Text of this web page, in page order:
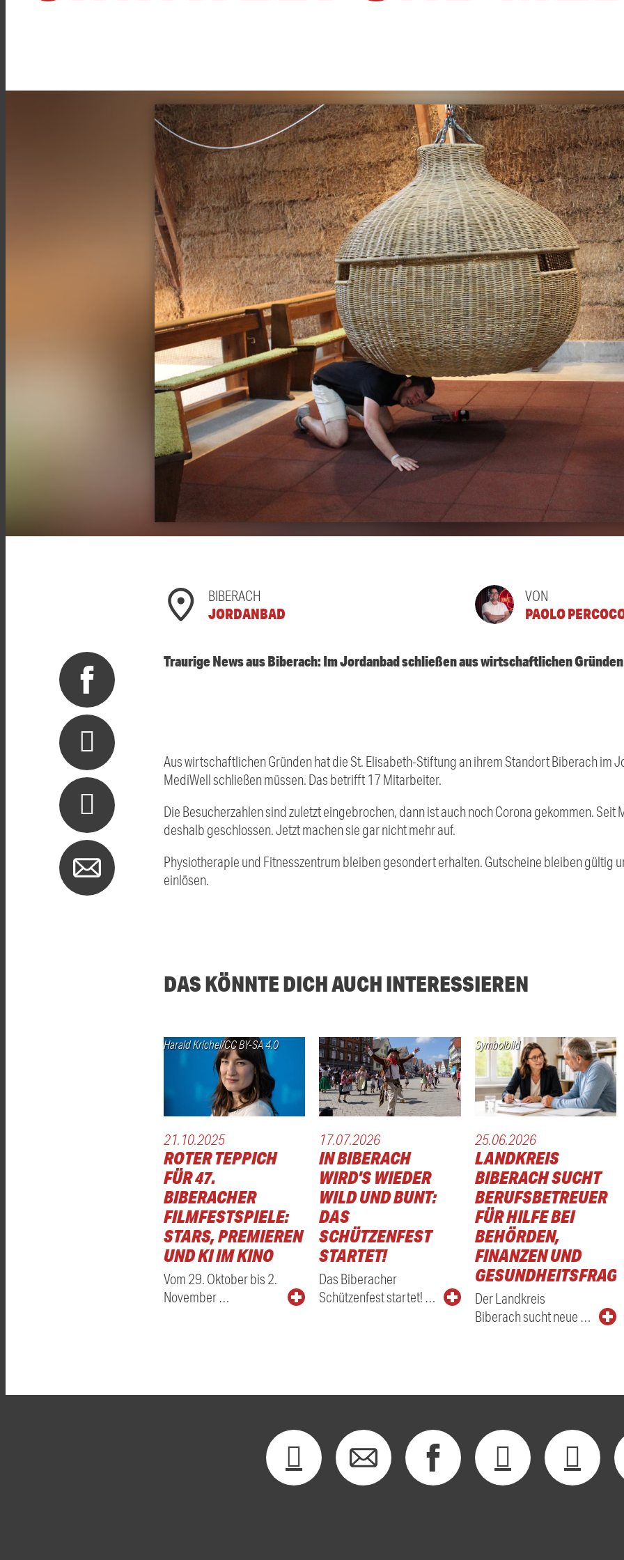
BIBERACH
JORDANBAD
VON
PAOLO
Traurige News aus Biberach: Im Jordanbad schließen aus wirtschaftlichen
Aus wirtschaftlichen Gründen hat die St. Elisabeth-Stiftung an ihrem Standort Biberach im
MediWell schließen müssen. Das betrifft 17 Mitarbeiter.
Die Besucherzahlen sind zuletzt eingebrochen, dann ist auch noch Corona gekommen. Seit
deshalb geschlossen. Jetzt machen sie gar nicht mehr auf.
Physiotherapie und Fitnesszentrum bleiben gesondert erhalten. Gutscheine bleiben gültig
einlösen.
DAS KÖNNTE DICH AUCH INTERESSIEREN
Harald Krichel/CC BY-SA 4.0
21.10.2025
ROTER TEPPICH
FÜR 47.
BIBERACHER
FILMFESTSPIELE:
STARS, PREMIEREN
UND KI IM KINO
Vom 29. Oktober bis 2.
November …
17.07.2026
IN BIBERACH
WIRD'S WIEDER
WILD UND BUNT:
DAS
SCHÜTZENFEST
STARTET!
Das Biberacher
Schützenfest startet! …
Symbolbild
25.06.2026
LANDKREIS
BIBERACH SUCHT
BERUFSBETREUER
FÜR HILFE BEI
BEHÖRDEN,
FINANZEN UND
Der Landkreis
Biberach sucht neue …